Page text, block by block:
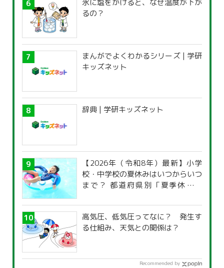
氷に塩をかけると、なぜ温度が下が
るの？
まんがでよくわかるシリーズ | 学研
キッズネット
辞典 | 学研キッズネット
【2026年（令和8年）最新】小学
校・中学校の夏休みはいつからいつ
まで？ 都道府県別「夏季休暇一
高気圧、低気圧ってなに？ 発生す
る仕組み、天気との関係は？
Recommended by